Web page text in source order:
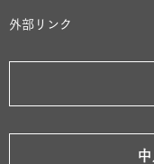
外部リンク